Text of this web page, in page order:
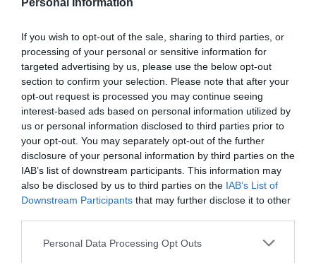
Personal Information
If you wish to opt-out of the sale, sharing to third parties, or
processing of your personal or sensitive information for
targeted advertising by us, please use the below opt-out
section to confirm your selection. Please note that after your
opt-out request is processed you may continue seeing
interest-based ads based on personal information utilized by
us or personal information disclosed to third parties prior to
your opt-out. You may separately opt-out of the further
disclosure of your personal information by third parties on the
IAB’s list of downstream participants. This information may
also be disclosed by us to third parties on the IAB’s List of
Downstream Participants that may further disclose it to other
Personal Data Processing Opt Outs
DIARIO DE LA CORRUPCIÓN SANCHISTA
Diario de la corrupción sanchista. La
Audiencia Nacional prorroga seis meses la
investigación del caso Koldo, ante el
ingente material incautado por la UCO
por Redacción
Artículos anteriores
Opinión
Enormes minucias
por Eulogio López